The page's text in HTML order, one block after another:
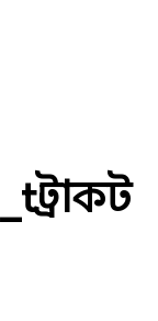
t স্ট্রাকট